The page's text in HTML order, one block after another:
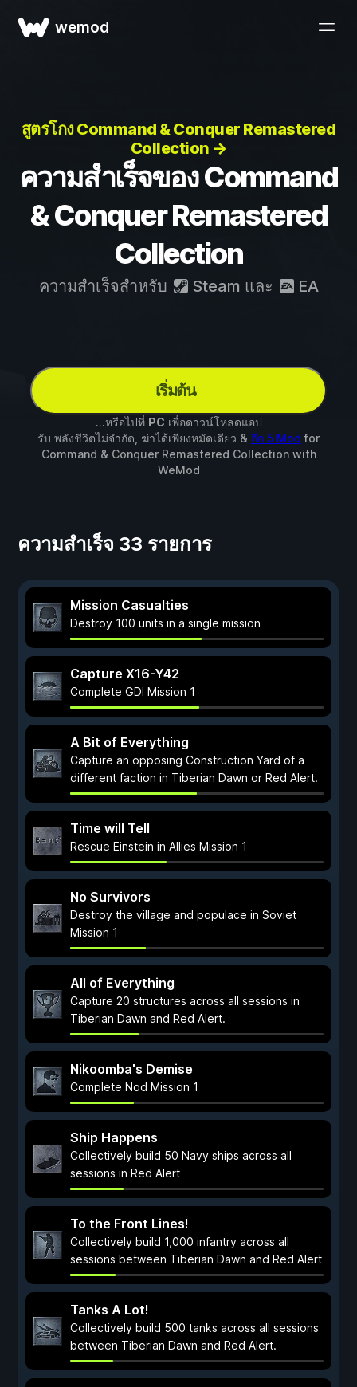
wemod
สูตรโกง Command & Conquer Remastered
Collection →
ความสำเร็จของ Command
& Conquer Remastered
Collection
ความสำเร็จสำหรับ Steam และ EA
เริ่มต้น
...หรือไปที่ PC เพื่อดาวน์โหลดแอป
รับ พลังชีวิตไม่จำกัด, ฆ่าได้เพียงหมัดเดียว & อีก 5 Mod for
Command & Conquer Remastered Collectionwith
WeMod
ความสำเร็จ 33 รายการ
Mission Casualties
Destroy 100 units in a single mission
Capture X16-Y42
Complete GDI Mission 1
A Bit of Everything
Capture an opposing Construction Yard of a
different faction in Tiberian Dawn or Red Alert.
Time will Tell
Rescue Einstein in Allies Mission 1
No Survivors
Destroy the village and populace in Soviet
Mission 1
All of Everything
Capture 20 structures across all sessions in
Tiberian Dawn and Red Alert.
Nikoomba's Demise
Complete Nod Mission 1
Ship Happens
Collectively build 50 Navy ships across all
sessions in Red Alert
To the Front Lines!
Collectively build 1,000 infantry across all
sessions between Tiberian Dawn and Red Alert
Tanks A Lot!
Collectively build 500 tanks across all sessions
between Tiberian Dawn and Red Alert.